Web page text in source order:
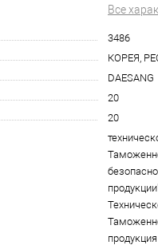
Все
3486
КОРЕЯ,
DAESANG
20
20